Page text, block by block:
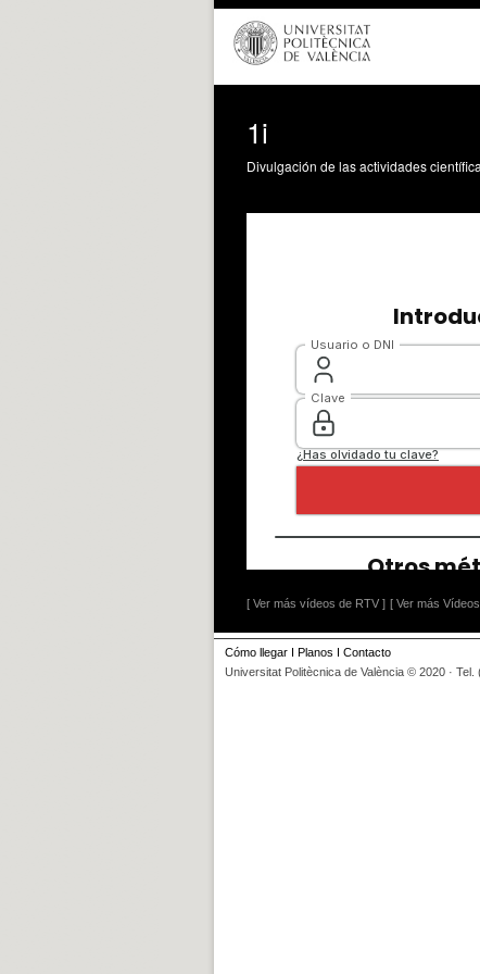
1i
Divulgación de las actividades
[ Ver más vídeos de RTV ] [ Ver más
Cómo llegar I Planos I Contacto
Universitat Politècnica de València © 2020 · Tel.